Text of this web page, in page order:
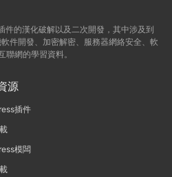
件的漢化破解以及二次開發，其中涉及到
件開發、加密解密、服務器網絡安全、軟
網的學習資料。
源
插件
模闆